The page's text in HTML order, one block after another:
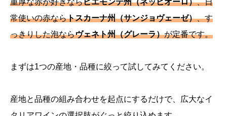
重厚な赤が好きならピエモンテ州（ネッビオーロ）、日
常使いの赤ならトスカーナ州（サンジョヴェーゼ）、す
っきりした泡ならヴェネト州（グレーラ）が定番です。
まずは1つの産地・品種に絞って試してみてください。
産地と品種の組み合わせを起点にするだけで、広大なイ